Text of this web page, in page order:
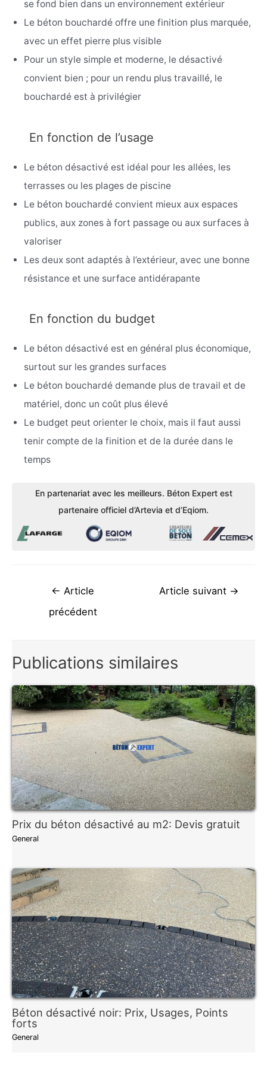
se fond bien dans un environnement extérieur
Le béton bouchardé offre une finition plus marquée,
avec un effet pierre plus visible
Pour un style simple et moderne, le désactivé
convient bien ; pour un rendu plus travaillé, le
bouchardé est à privilégier
En fonction de l’usage
Le béton désactivé est idéal pour les allées, les
terrasses ou les plages de piscine
Le béton bouchardé convient mieux aux espaces
publics, aux zones à fort passage ou aux surfaces à
valoriser
Les deux sont adaptés à l’extérieur, avec une bonne
résistance et une surface antidérapante
En fonction du budget
Le béton désactivé est en général plus économique,
surtout sur les grandes surfaces
Le béton bouchardé demande plus de travail et de
matériel, donc un coût plus élevé
Le budget peut orienter le choix, mais il faut aussi
tenir compte de la finition et de la durée dans le
temps
En partenariat avec les meilleurs. Béton Expert est
partenaire officiel d’Artevia et d’Eqiom.
Navigation
← Article
précédent
Article suivant →
Publications similaires
Prix du béton désactivé au m2: Devis gratuit
General
Béton désactivé noir: Prix, Usages, Points
forts
General